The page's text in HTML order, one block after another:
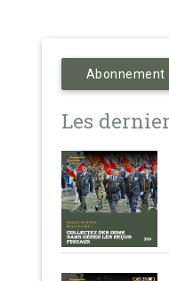
Abonnement
Les